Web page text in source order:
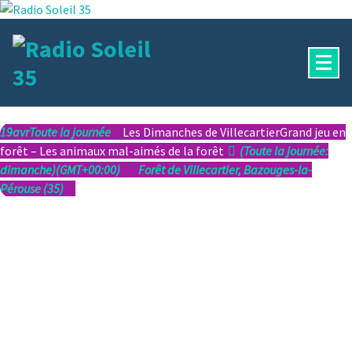
Aller
contenu
19avrToute la journée Les Dimanches de VillecartierGrand jeu en
forêt – Les animaux mal-aimés de la forêt
(Toute la journée:
dimanche)(GMT+00:00)
Forêt de Villecartier, Bazouges-la-
Pérouse (35)